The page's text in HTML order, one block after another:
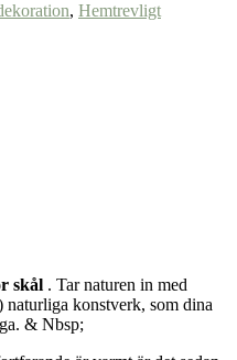
, Hemtrevligt
skål . Tar naturen in med
naturliga konstverk, som dina
& Nbsp;